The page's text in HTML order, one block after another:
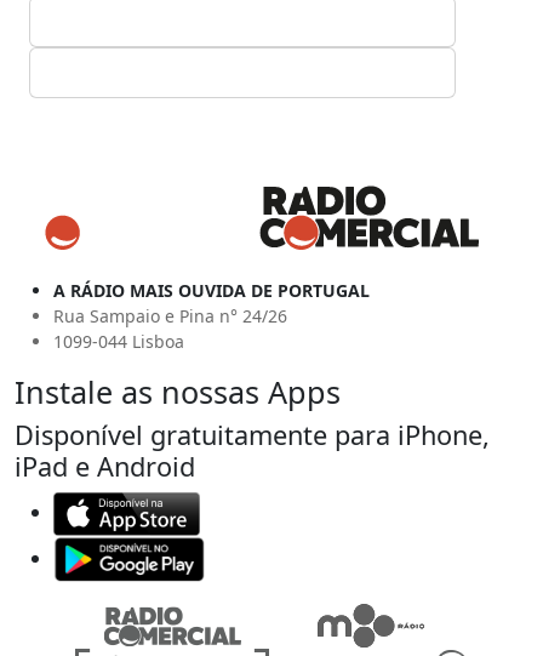
A RÁDIO MAIS OUVIDA DE PORTUGAL
Rua Sampaio e Pina n° 24/26
1099-044 Lisboa
Instale as nossas Apps
Disponível gratuitamente para iPhone,
iPad e Android